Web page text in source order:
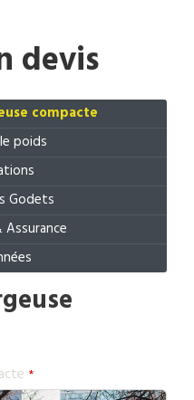
devis
compacte
poids
Godets
Assurance
*